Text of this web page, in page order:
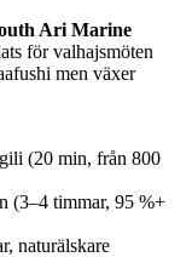
Ari Marine
för valhajsmöten
men växer
(20 min, från 800
(3–4 timmar, 95 %+
naturälskare